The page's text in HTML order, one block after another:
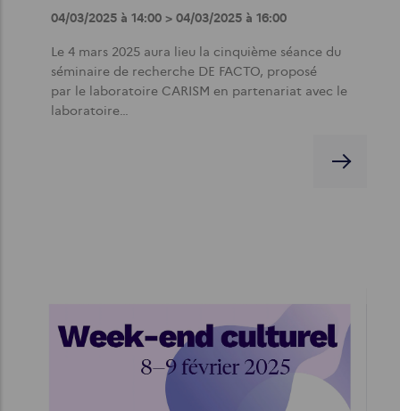
04/03/2025 à 14:00 > 04/03/2025 à 16:00
Le 4 mars 2025 aura lieu la cinquième séance du
séminaire de recherche DE FACTO, proposé
par le laboratoire CARISM en partenariat avec le
laboratoire…